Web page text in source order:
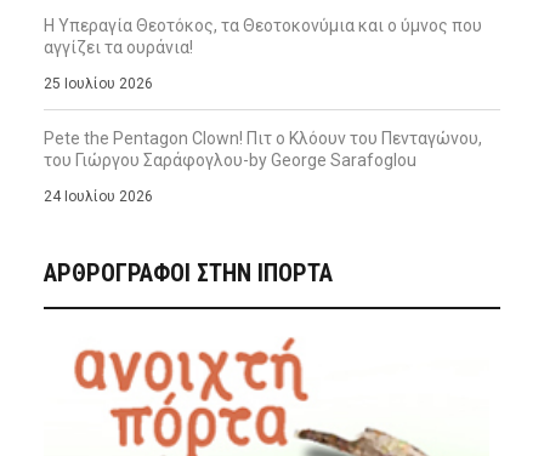
Η Υπεραγία Θεοτόκος, τα Θεοτοκονύμια και ο ύμνος που
αγγίζει τα ουράνια!
25 Ιουλίου 2026
Pete the Pentagon Clown! Πιτ ο Κλόουν του Πενταγώνου,
του Γιώργου Σαράφογλου-by George Sarafoglou
24 Ιουλίου 2026
ΑΡΘΡΟΓΡΑΦΟΙ ΣΤΗΝ IΠΟΡΤΑ